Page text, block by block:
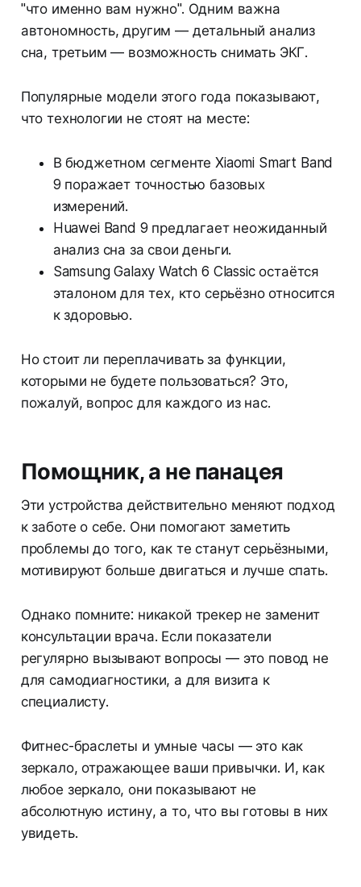
"что именно вам нужно". Одним важна
автономность, другим — детальный анализ
сна, третьим — возможность снимать ЭКГ.
Популярные модели этого года показывают,
что технологии не стоят на месте:
В бюджетном сегменте Xiaomi Smart Band
9 поражает точностью базовых
измерений.
Huawei Band 9 предлагает неожиданный
анализ сна за свои деньги.
Samsung Galaxy Watch 6 Classic остаётся
эталоном для тех, кто серьёзно относится
к здоровью.
Но стоит ли переплачивать за функции,
которыми не будете пользоваться? Это,
пожалуй, вопрос для каждого из нас.
Помощник, а не панацея
Эти устройства действительно меняют подход
к заботе о себе. Они помогают заметить
проблемы до того, как те станут серьёзными,
мотивируют больше двигаться и лучше спать.
Однако помните: никакой трекер не заменит
консультации врача. Если показатели
регулярно вызывают вопросы — это повод не
для самодиагностики, а для визита к
специалисту.
Фитнес-браслеты и умные часы — это как
зеркало, отражающее ваши привычки. И, как
любое зеркало, они показывают не
абсолютную истину, а то, что вы готовы в них
увидеть.